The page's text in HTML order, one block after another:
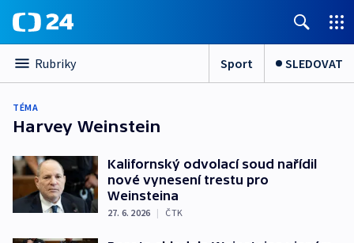
Rubriky Sport SLEDOVAT
TÉMA
Harvey Weinstein
Kalifornský odvolací soud nařídil
nové vynesení trestu pro
Weinsteina
27. 6. 2026 | ČTK